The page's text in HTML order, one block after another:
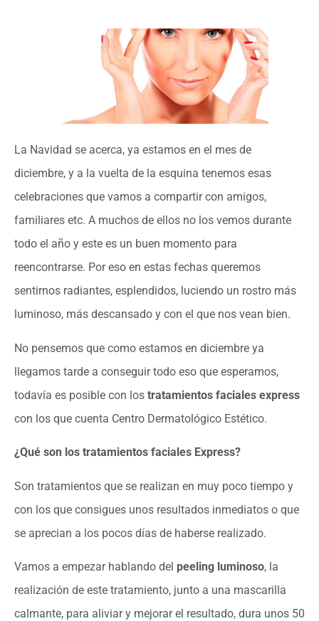
La Navidad se acerca, ya estamos en el mes de
diciembre, y a la vuelta de la esquina tenemos esas
celebraciones que vamos a compartir con amigos,
familiares etc. A muchos de ellos no los vemos durante
todo el año y este es un buen momento para
reencontrarse. Por eso en estas fechas queremos
sentirnos radiantes, esplendidos, luciendo un rostro más
luminoso, más descansado y con el que nos vean bien.
No pensemos que como estamos en diciembre ya
llegamos tarde a conseguir todo eso que esperamos,
todavía es posible con los tratamientos faciales express
con los que cuenta Centro Dermatológico Estético.
¿Qué son los tratamientos faciales Express?
Son tratamientos que se realizan en muy poco tiempo y
con los que consigues unos resultados inmediatos o que
se aprecian a los pocos días de haberse realizado.
Vamos a empezar hablando del peeling luminoso, la
realización de este tratamiento, junto a una mascarilla
calmante, para aliviar y mejorar el resultado, dura unos 50